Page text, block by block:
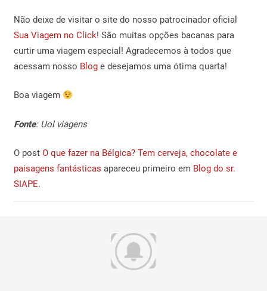
Não deixe de visitar o site do nosso patrocinador oficial
Sua Viagem no Click! São muitas opções bacanas para
curtir uma viagem especial! Agradecemos à todos que
acessam nosso Bloge desejamos uma ótima quarta!
Boa viagem
Fonte: Uol viagens
O post O que fazer na Bélgica? Tem cerveja, chocolate e
paisagens fantásticas apareceu primeiro em Blog do sr.
SIAPE.